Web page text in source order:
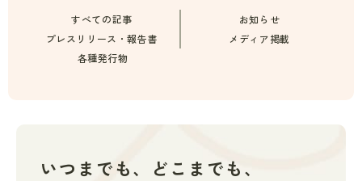
すべての記事
お知らせ
プレスリリース・報告書
メディア掲載
各種発行物
いつまでも、どこまでも、